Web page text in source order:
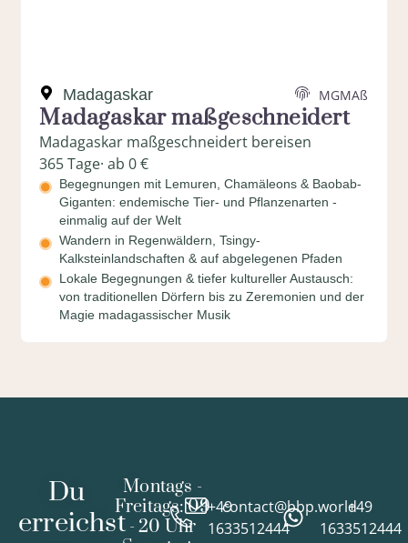
Madagaskar MGMAß
Madagaskar maßgeschneidert
Madagaskar maßgeschneidert bereisen
365 Tage· ab 0 €
Begegnungen mit Lemuren, Chamäleons & Baobab-
Giganten: endemische Tier- und Pflanzenarten -
einmalig auf der Welt
Wandern in Regenwäldern, Tsingy-
Kalksteinlandschaften & auf abgelegenen Pfaden
Lokale Begegnungen & tiefer kultureller Austausch:
von traditionellen Dörfern bis zu Zeremonien und der
Magie madagassischer Musik
Du
erreichst
Montags -
Freitags: 09
- 20 Uhr
+49
1633512444
contact@bbp.world+49
1633512444